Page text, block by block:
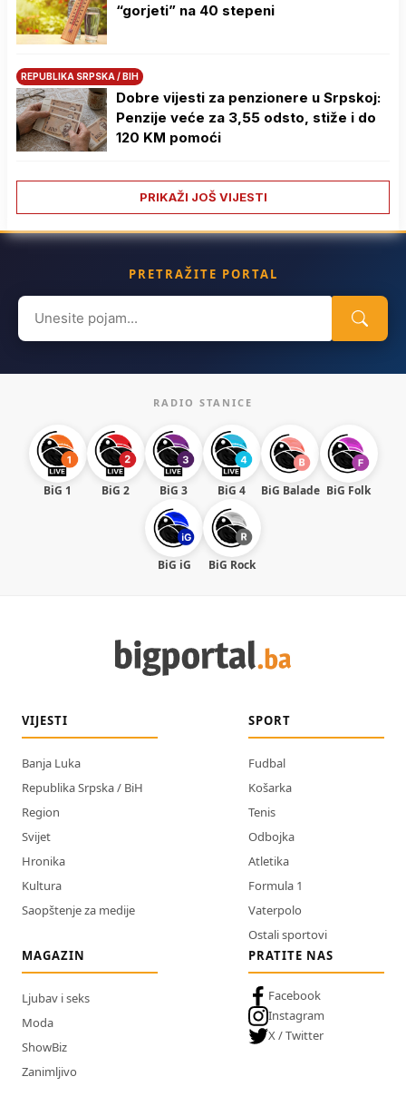
“gorjeti” na 40 stepeni
REPUBLIKA SRPSKA / BIH
Dobre vijesti za penzionere u Srpskoj:
Penzije veće za 3,55 odsto, stiže i do
120 KM pomoći
PRIKAŽI JOŠ VIJESTI
PRETRAŽITE PORTAL
Search
for:
RADIO STANICE
BiG 1 BiG 2 BiG 3 BiG 4 BiG Balade BiG Folk
BiG iG BiG Rock
VIJESTI
Banja Luka
Republika Srpska / BiH
Region
Svijet
Hronika
Kultura
Saopštenje za medije
SPORT
Fudbal
Košarka
Tenis
Odbojka
Atletika
Formula 1
Vaterpolo
Ostali sportovi
MAGAZIN
Ljubav i seks
Moda
ShowBiz
Zanimljivo
PRATITE NAS
Facebook
Instagram
X / Twitter